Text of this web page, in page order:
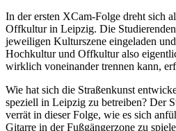
In der ersten XCam-Folge dreht sich
Offkultur in Leipzig. Die
jeweiligen Kulturszene eingeladen
Hochkultur und Offkultur also
wirklich voneinander trennen kann,
Wie hat sich die Straßenkunst
speziell in Leipzig zu betreiben? Der
verrät in dieser Folge, wie es sich
Gitarre in der Fußgängerzone zu